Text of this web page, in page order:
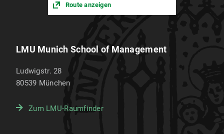
Route anzeigen
LMU Munich School of Management
Ludwigstr. 28
80539 München
Zum LMU-Raumfinder